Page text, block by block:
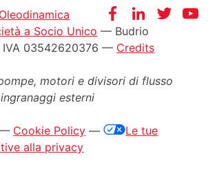
FacebookInstagram
Twitter
a Socio Unico — Budrio
IVA 03542620376 — Credits
motori edivisori di flusso
esterni
Cookie Policy —
Le tue
alla privacy